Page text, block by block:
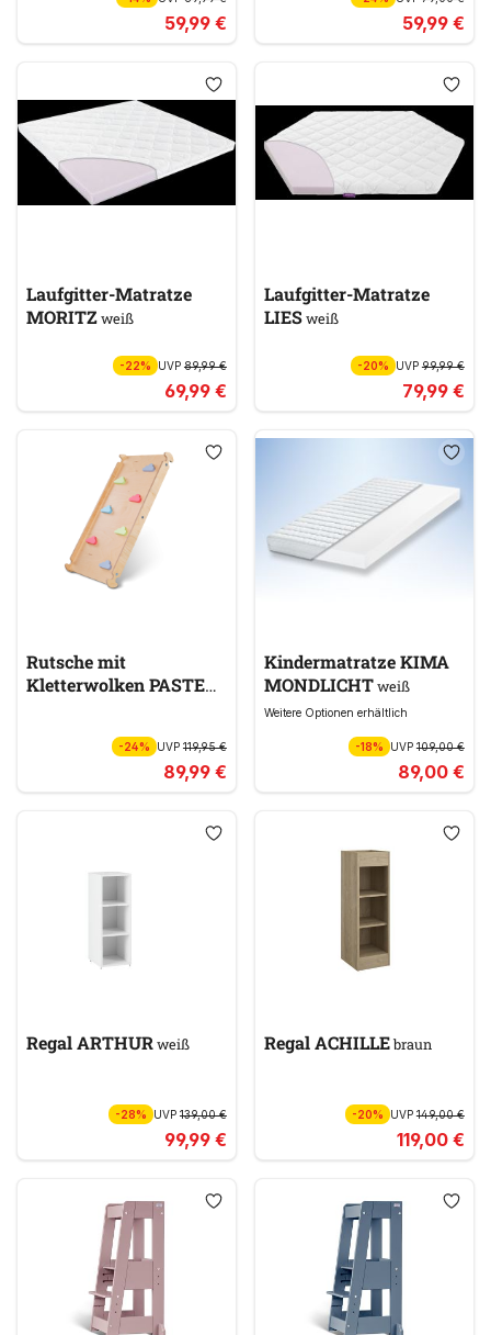
59,99 € 59,99 €
Laufgitter-Matratze
MORITZweiß
-22% UVP 89,99 €
69,99 €
Laufgitter-Matratze
LIESweiß
-20% UVP99,99 €
79,99 €
Rutsche mit
Kletterwolken PASTELL
-24% UVP 119,95 €
89,99 €
Kindermatratze KIMA
MONDLICHTweiß
Weitere Optionen erhältlich
-18% UVP109,00 €
89,00 €
Regal ARTHURweiß
-28% UVP 139,00 €
99,99 €
Regal ACHILLEbraun
-20% UVP149,00 €
119,00 €